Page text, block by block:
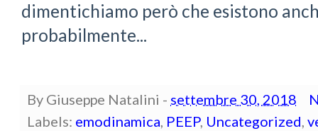
dimentichiamo però che esistono
probabilmente...
By Giuseppe Natalini - settembre 30, 2018
Labels: emodinamica, PEEP, Uncategorized,